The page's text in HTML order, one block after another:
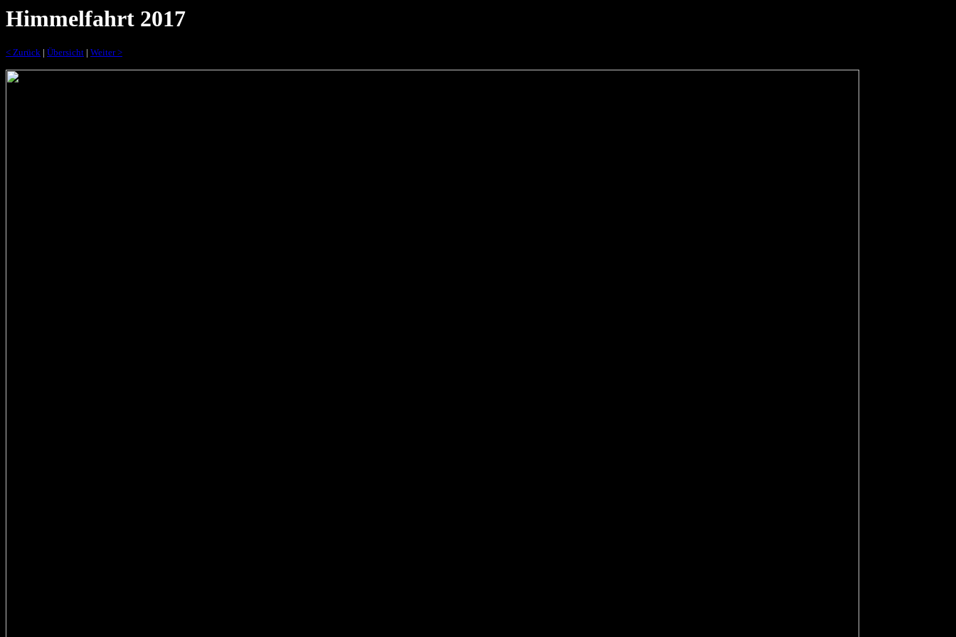
Himmelfahrt 2017
< Zurück | Übersicht | Weiter >